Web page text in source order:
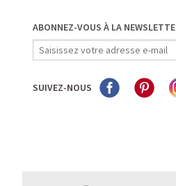
ABONNEZ-VOUS À LA
SUIVEZ-NOUS